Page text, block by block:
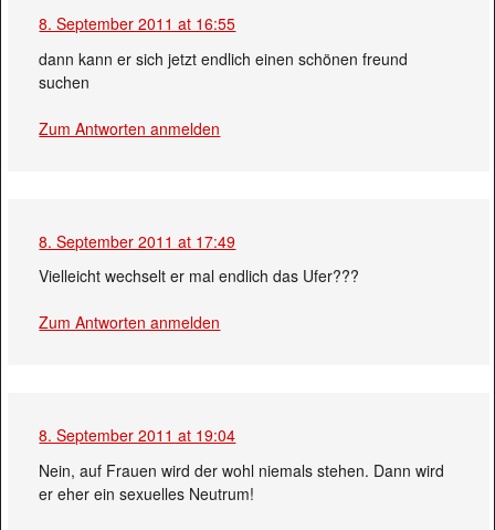
8. September 2011 at 16:55
dann kann er sich jetzt endlich einen schönen freund
suchen
Zum Antworten anmelden
8. September 2011 at 17:49
Vielleicht wechselt er mal endlich das Ufer???
Zum Antworten anmelden
8. September 2011 at 19:04
Nein, auf Frauen wird der wohl niemals stehen. Dann wird
er eher ein sexuelles Neutrum!